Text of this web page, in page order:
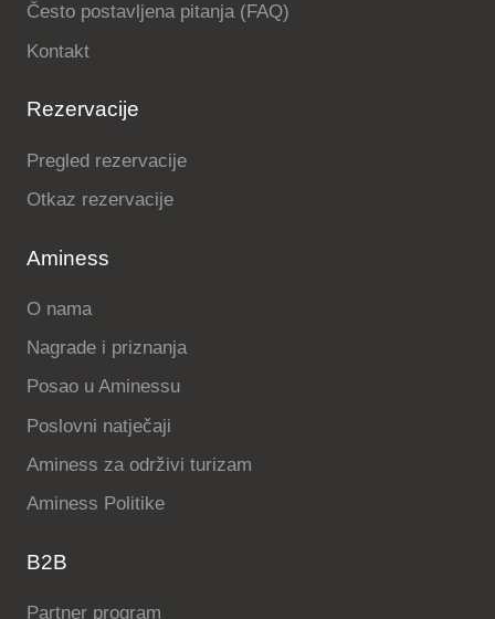
Često postavljena pitanja (FAQ)
Kontakt
Rezervacije
Pregled rezervacije
Otkaz rezervacije
Aminess
O nama
Nagrade i priznanja
Posao u Aminessu
Poslovni natječaji
Aminess za održivi turizam
Aminess Politike
B2B
Partner program